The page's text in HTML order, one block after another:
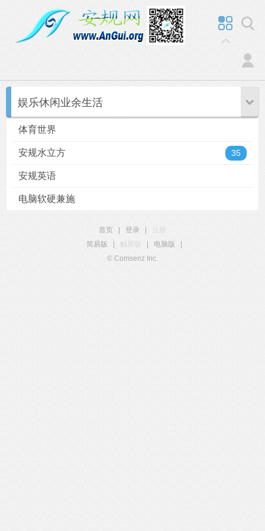
娱乐休闲业余生活
体育世界
35
安规水立方
安规英语
电脑软硬兼施
首页 登录
注册
简易版
触屏版 电脑版
© Comsenz Inc.